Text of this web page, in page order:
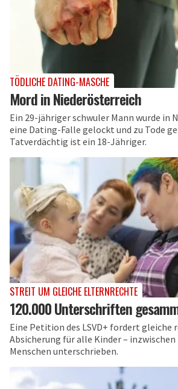
TÖDLICHE DATING-MASCHE
Mord in Niederösterreich
Ein 29-jähriger schwuler Mann wurde in
eine Dating-Falle gelockt und zu Tode
Tatverdächtig ist ein 18-Jähriger.
STREIT UM GLEICHE ELTERNRECHTE
120.000 Unterschriften
Eine Petition des LSVD+ fordert gleiche
Absicherung für alle Kinder – inzwischen
Menschen unterschrieben.